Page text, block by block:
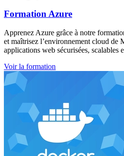
Formation Azure
Apprenez Azure grâce à notre
et maîtrisez l’environnement cloud de
applications web sécurisées, scalables
Voir la formation